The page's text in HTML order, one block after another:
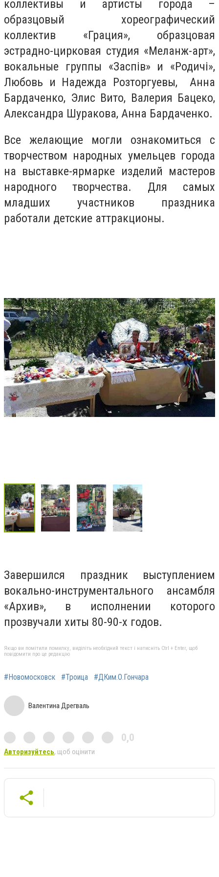
коллективы и артисты города –
образцовый хореографический
коллектив «Грация», образцовая
эстрадно-цирковая студия «Меланж-арт»,
вокальные группы «Заспів» и «Родичі»,
Любовь и Надежда Розторгуевы, Анна
Бардаченко, Элис Вито, Валерия Бацеко,
Александра Шуракова, Анна Бардаченко.
Все желающие могли ознакомиться с
творчеством народных умельцев города
на выставке-ярмарке изделий мастеров
народного творчества. Для самых
младших участников праздника
работали детские аттракционы.
Завершился праздник выступлением
вокально-инструментального ансамбля
«Архив», в исполнении которого
прозвучали хиты 80-90-х годов.
Якщо ви помітили помилку, виділіть необхідний текст і натисніть Ctrl + Enter, щоб
повідомити про це редакцію
#Новомосковск #Троица #ДКим.О.Гончара
Валентина Дрегваль
0,0
Авторизуйтесь, щоб оцінити